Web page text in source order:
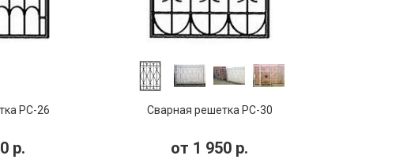
РС-26
р.
Сварная решетка РС-30
от 1 950 р.